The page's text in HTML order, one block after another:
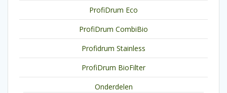
ProfiDrum Eco
ProfiDrum CombiBio
Profidrum Stainless
ProfiDrum BioFilter
Onderdelen